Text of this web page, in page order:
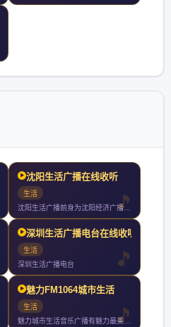
沈阳生活广播在线收听
生活
沈阳生活广播前身为沈阳经济广播年开播年直播是东三省第一家直播
深圳生活广播电台在线收听
生活
深圳生活广播电台
魅力FM1064城市生活
生活
魅力城市生活音乐广播有魅力最美丽非凡魅力只为并不平凡的你这里